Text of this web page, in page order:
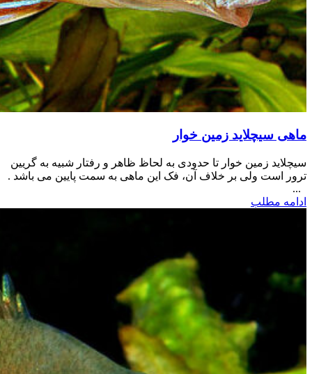
ماهی سیچلاید زمین خوار
سیچلاید زمین خوار تا حدودی به لحاظ ظاهر و رفتار شبیه به گریین
ترور است ولی بر خلاف آن، فک این ماهی به سمت پایین می باشد .
...
ادامه مطلب